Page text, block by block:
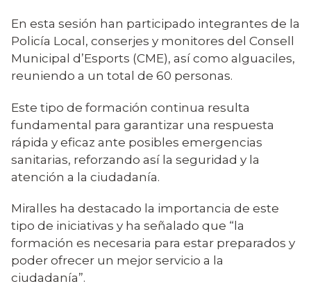
En esta sesión han participado integrantes de la
Policía Local, conserjes y monitores del Consell
Municipal d’Esports (CME), así como alguaciles,
reuniendo a un total de 60 personas.
Este tipo de formación continua resulta
fundamental para garantizar una respuesta
rápida y eficaz ante posibles emergencias
sanitarias, reforzando así la seguridad y la
atención a la ciudadanía.
Miralles ha destacado la importancia de este
tipo de iniciativas y ha señalado que “la
formación es necesaria para estar preparados y
poder ofrecer un mejor servicio a la
ciudadanía”.